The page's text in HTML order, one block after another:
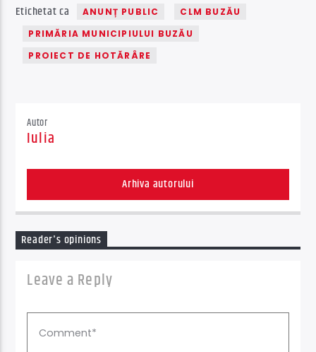
Etichetat ca ANUNȚ PUBLIC
CLM BUZĂU
PRIMĂRIA MUNICIPIULUI BUZĂU
PROIECT DE HOTĂRÂRE
Autor
Iulia
Arhiva autorului
Reader's opinions
Leave a Reply